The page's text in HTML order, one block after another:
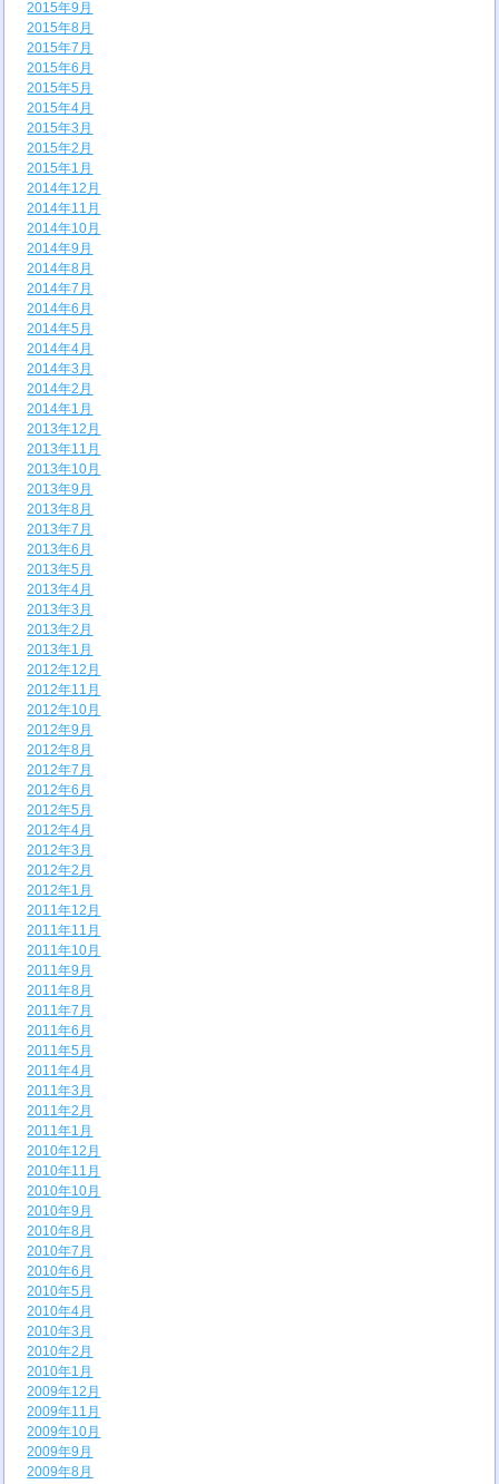
2015年9月
2015年8月
2015年7月
2015年6月
2015年5月
2015年4月
2015年3月
2015年2月
2015年1月
2014年12月
2014年11月
2014年10月
2014年9月
2014年8月
2014年7月
2014年6月
2014年5月
2014年4月
2014年3月
2014年2月
2014年1月
2013年12月
2013年11月
2013年10月
2013年9月
2013年8月
2013年7月
2013年6月
2013年5月
2013年4月
2013年3月
2013年2月
2013年1月
2012年12月
2012年11月
2012年10月
2012年9月
2012年8月
2012年7月
2012年6月
2012年5月
2012年4月
2012年3月
2012年2月
2012年1月
2011年12月
2011年11月
2011年10月
2011年9月
2011年8月
2011年7月
2011年6月
2011年5月
2011年4月
2011年3月
2011年2月
2011年1月
2010年12月
2010年11月
2010年10月
2010年9月
2010年8月
2010年7月
2010年6月
2010年5月
2010年4月
2010年3月
2010年2月
2010年1月
2009年12月
2009年11月
2009年10月
2009年9月
2009年8月